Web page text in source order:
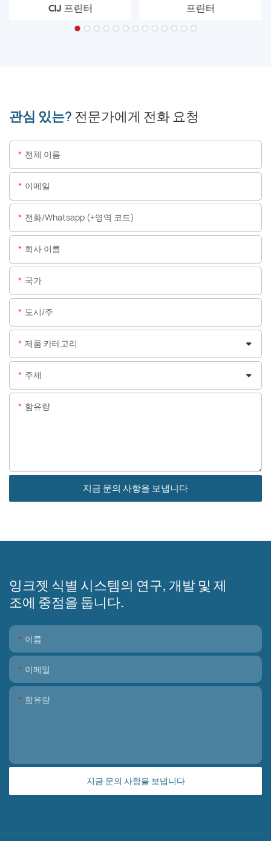
CIJ 프린터
프린터
관심 있는? 전문가에게 전화 요청
전체 이름
이메일
전화/whatsapp (+영역 코드)
회사 이름
국가
도시/주
제품 카테고리
주제
함유량
지금 문의 사항을 보냅니다
잉크젯 식별 시스템의 연구, 개발 및 제
조에 중점을 둡니다.
이름
이메일
함유량
지금 문의 사항을 보냅니다